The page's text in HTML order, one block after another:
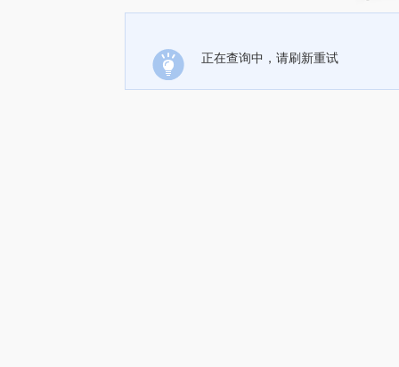
正在查询中，请刷新重试